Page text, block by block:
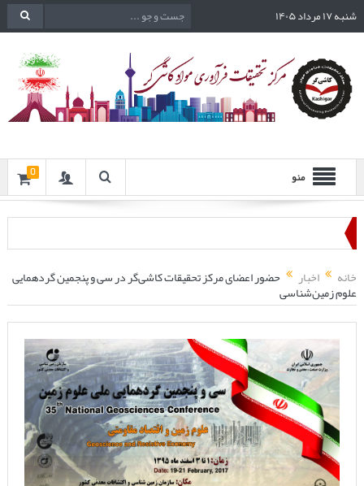
شنبه ۱۷ مرداد ۱۴۰۵
منو 0
خانه اخبار حضور اعضای مرکز تحقیقات کاشی‌گر در سی و پنجمین گردهمایی
علوم زمین‌شناسی